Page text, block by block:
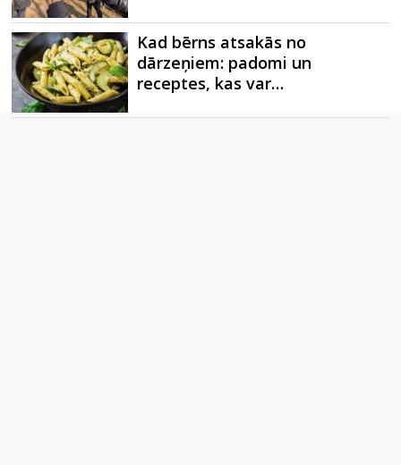
Kad bērns atsakās no
dārzeņiem: padomi un
receptes, kas var…